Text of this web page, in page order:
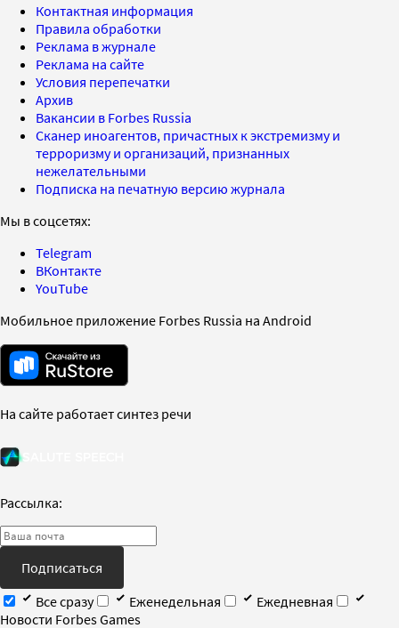
Контактная информация
Правила обработки
Реклама в журнале
Реклама на сайте
Условия перепечатки
Архив
Вакансии в Forbes Russia
Сканер иноагентов, причастных к экстремизму и
терроризму и организаций, признанных
нежелательными
Подписка на печатную версию журнала
Мы в соцсетях:
Telegram
ВКонтакте
YouTube
Мобильное приложение Forbes Russia на Android
На сайте работает синтез речи
Рассылка:
Подписаться
Все сразу
Еженедельная
Ежедневная
Новости Forbes Games